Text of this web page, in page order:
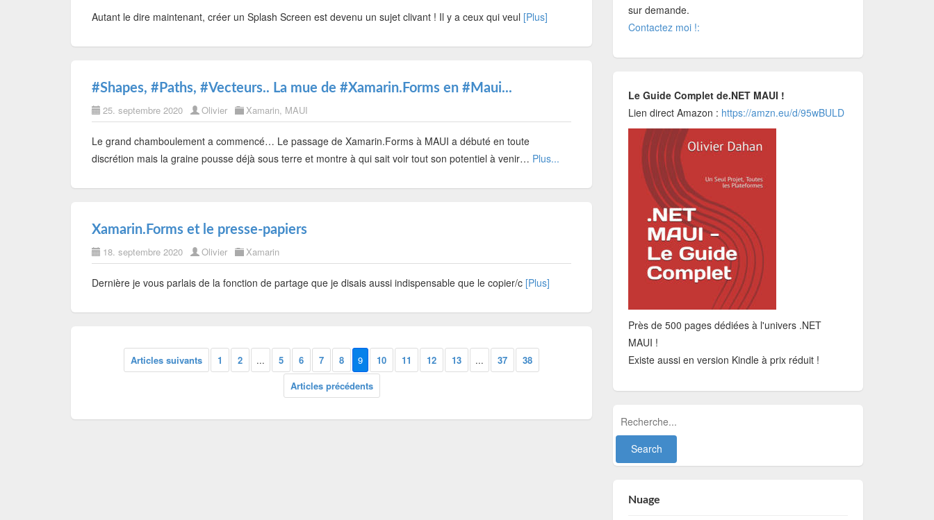
Autant le dire maintenant, créer un Splash Screen est devenu un sujet clivant ! Il y a ceux qui veul [Plus]
#Shapes, #Paths, #Vecteurs.. La mue de #Xamarin.Forms en #Maui...
25. septembre 2020 Olivier Xamarin, MAUI
Le grand chamboulement a commencé… Le passage de Xamarin.Forms à MAUI a débuté en toute
discrétion mais la graine pousse déjà sous terre et montre à qui sait voir tout son potentiel à venir… Plus...
Xamarin.Forms et le presse-papiers
18. septembre 2020 Olivier Xamarin
Dernière je vous parlais de la fonction de partage que je disais aussi indispensable que le copier/c [Plus]
Articles suivants 1 2 ... 5 6 7 8 9 10 11 12 13 ... 37
38
Articles précédents
sur demande.
Contactez moi !:
Le Guide Complet de.NET MAUI !
Lien direct Amazon : https://amzn.eu/d/95wBULD
Près de 500 pages dédiées à l'univers .NET
MAUI !
Existe aussi en version Kindle à prix réduit !
Nuage